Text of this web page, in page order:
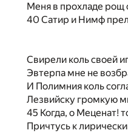
Меня в прохладе рощ
40 Сатир и Нимф
Свирели коль своей
Эвтерпа мне не
И Полимния коль
Лезвийску громкую
45 Когда, о Меценат!
Причтусь к